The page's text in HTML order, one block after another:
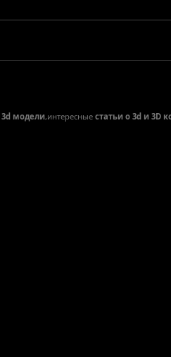
3d модели,интересные статьи о 3d и 3D